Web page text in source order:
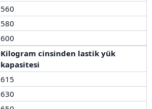
560
580
600
Kilogram cinsinden lastik yük
kapasitesi
615
630